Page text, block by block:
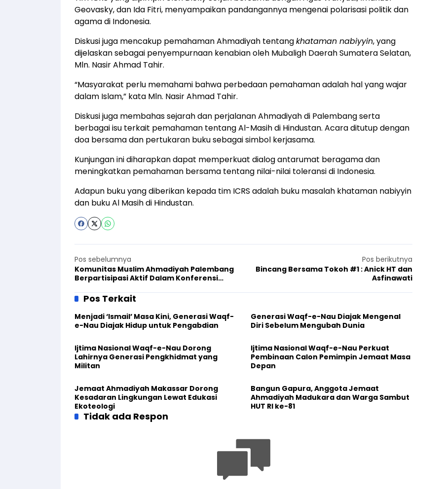
Geovasky, dan Ida Fitri, menyampaikan pandangannya mengenai polarisasi politik dan
agama di Indonesia.
Diskusi juga mencakup pemahaman Ahmadiyah tentangkhataman nabiyyin, yang
dijelaskan sebagai penyempurnaan kenabian oleh Mubaligh Daerah Sumatera Selatan,
Mln. Nasir Ahmad Tahir.
“Masyarakat perlu memahami bahwa perbedaan pemahaman adalah hal yang wajar
dalam Islam,” kata Mln. Nasir Ahmad Tahir.
Diskusi juga membahas sejarah dan perjalanan Ahmadiyah di Palembang serta
berbagai isu terkait pemahaman tentang Al-Masih di Hindustan. Acara ditutup dengan
doa bersama dan pertukaran buku sebagai simbol kerjasama.
Kunjungan ini diharapkan dapat memperkuat dialog antarumat beragama dan
meningkatkan pemahaman bersama tentang nilai-nilai toleransi di Indonesia.
Adapun buku yang diberikan kepada tim ICRS adalah buku masalah khataman nabiyyin
dan buku Al Masih di Hindustan.
Pos sebelumnya
Komunitas Muslim Ahmadiyah Palembang
Berpartisipasi Aktif Dalam Konferensi
Pos berikutnya
Bincang Bersama Tokoh #1 : Anick HT dan
Asfinawati
Pos Terkait
Menjadi ‘Ismail’ Masa Kini, Generasi Waqf-
e-Nau Diajak Hidup untuk Pengabdian
Generasi Waqf-e-Nau Diajak Mengenal
Diri Sebelum Mengubah Dunia
Ijtima Nasional Waqf-e-Nau Dorong
Lahirnya Generasi Pengkhidmat yang
Militan
Ijtima Nasional Waqf-e-Nau Perkuat
Pembinaan Calon Pemimpin Jemaat Masa
Depan
Jemaat Ahmadiyah Makassar Dorong
Kesadaran Lingkungan Lewat Edukasi
Ekoteologi
Bangun Gapura, Anggota Jemaat
Ahmadiyah Madukara dan Warga Sambut
HUT RI ke-81
Tidak ada Respon